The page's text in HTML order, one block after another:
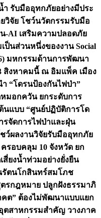
ำ รับมืออุทกภัยอย่างมีประ
วิจัย โชว์นวัตกรรมรับมือ
-AI เสริมความปลอดภัย
นส่วนหนึ่งของงาน Social
มหกรรมด้านการพัฒนา
สิงหาคมนี้ ณ อิมแพ็ค เมือง
“โดรนป้องกันไฟป่า”
มอกควัน ยกระดับการ
นแบบ “ศูนย์ปฏิบัติการโด
รจัดการไฟป่าและฝุ่น
ว์ผลงานวิจัยรับมืออุทกภัย
รอบคลุม 10 จังหวัด ยก
สี่ยงน้ำท่วมอย่างยั่งยืน
รัตนโกสินทร์สมโภช
รกฎหมาย ปลูกฝังธรรมาภิ
คต” ต้องไม่พัฒนาแบบแยก
ตสาหกรรมสำคัญ วางภาค